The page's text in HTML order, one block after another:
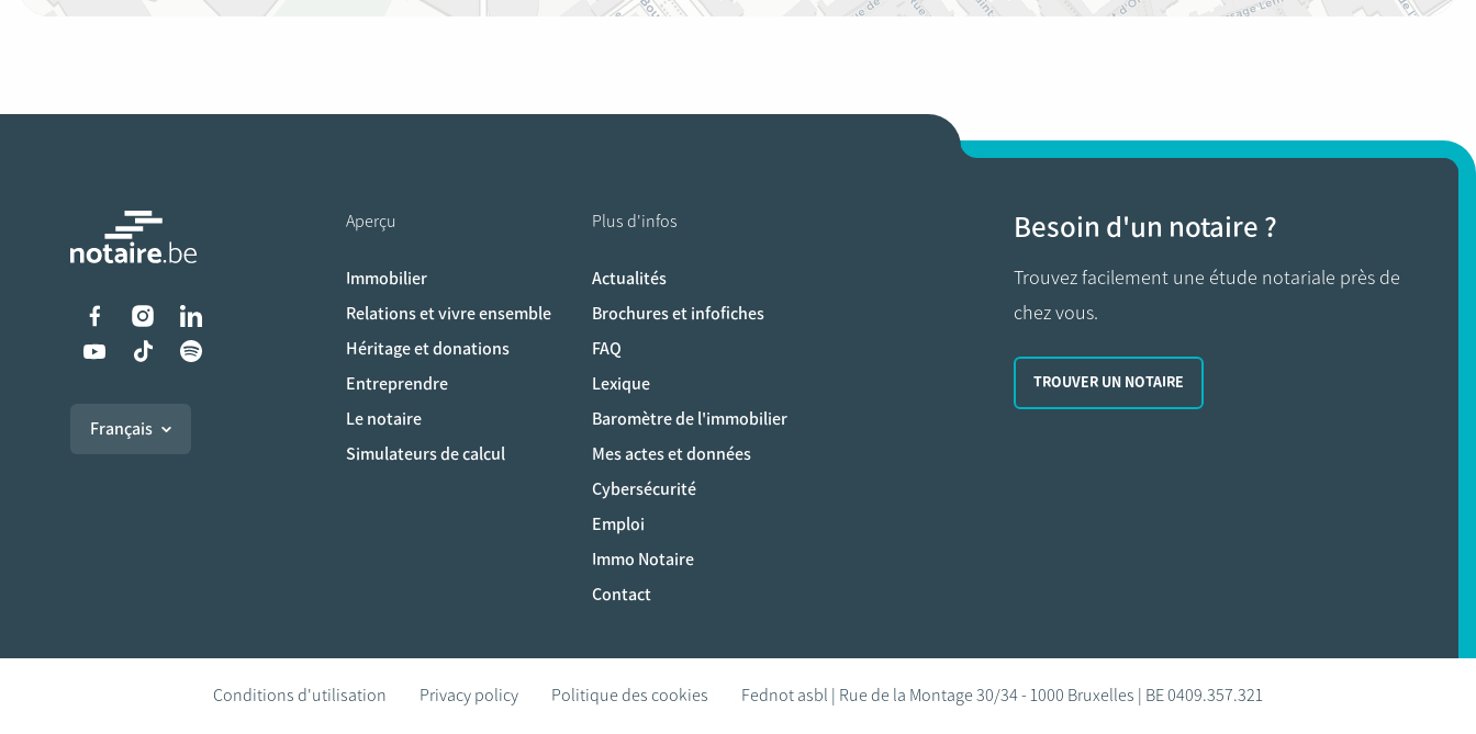
Liens vers les réseaux sociaux
Français
Aperçu
Immobilier
Relations et vivre ensemble
Héritage et donations
Entreprendre
Le notaire
Simulateurs de calcul
Plus d'infos
Actualités
Brochures et infofiches
FAQ
Lexique
Baromètre de l'immobilier
Mes actes et données
Cybersécurité
Emploi
Immo Notaire
Contact
Besoin d'un notaire ?
Trouvez facilement une étude notariale près de
chez vous.
TROUVER UN NOTAIRE
Conditions d'utilisation Privacy policy Politique des cookies Fednot asbl | Rue de la Montage 30/34 - 1000 Bruxelles | BE 0409.357.321